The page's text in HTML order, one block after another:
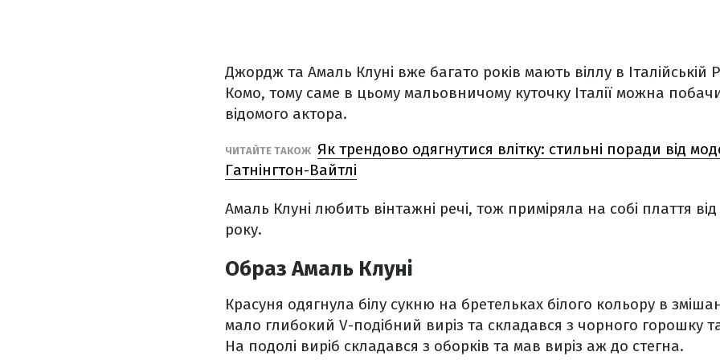
Джордж та Амаль Клуні вже багато років мають віллу в Італійській
Комо, тому саме в цьому мальовничому куточку Італії можна
відомого актора.
ЧИТАЙТЕ ТАКОЖ Як трендово одягнутися влітку: стильні поради від
Гатнінгтон-Вайтлі
Амаль Клуні любить вінтажні речі, тож приміряла на собі плаття
року.
Образ Амаль Клуні
Красуня одягнула білу сукню на бретельках білого кольору в
мало глибокий V-подібний виріз та складався з чорного горошку та
На подолі виріб складався з оборків та мав виріз аж до стегна.